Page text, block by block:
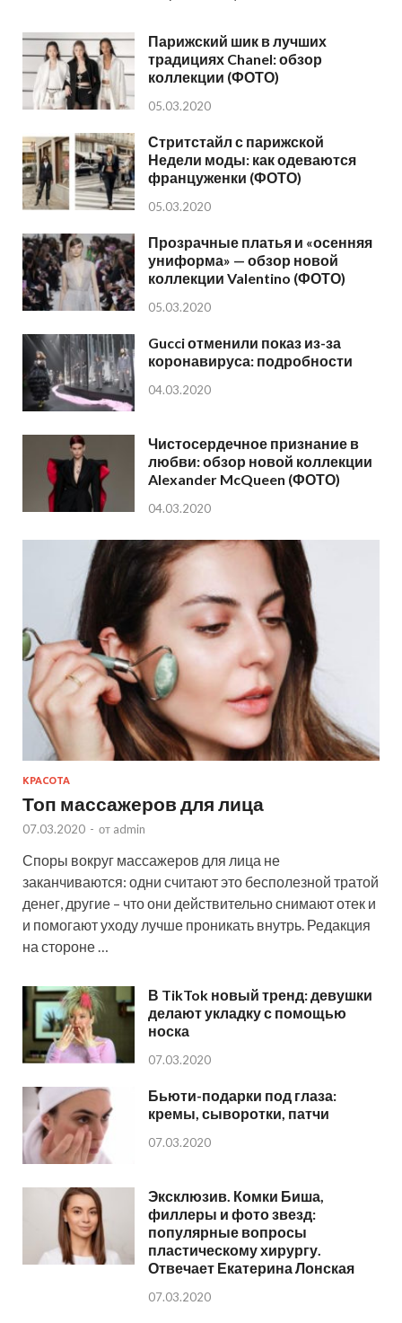
Парижский шик в лучших
традициях Chanel: обзор
коллекции (ФОТО)
05.03.2020
Стритстайл с парижской
Недели моды: как одеваются
француженки (ФОТО)
05.03.2020
Прозрачные платья и «осенняя
униформа» — обзор новой
коллекции Valentino (ФОТО)
05.03.2020
Gucci отменили показ из-за
коронавируса: подробности
04.03.2020
Чистосердечное признание в
любви: обзор новой коллекции
Alexander McQueen (ФОТО)
04.03.2020
КРАСОТА
Топ массажеров для лица
07.03.2020 - от admin
Споры вокруг массажеров для лица не
заканчиваются: одни считают это бесполезной тратой
денег, другие – что они действительно снимают отек и
и помогают уходу лучше проникать внутрь. Редакция
на стороне …
В TikTok новый тренд: девушки
делают укладку с помощью
носка
07.03.2020
Бьюти-подарки под глаза:
кремы, сыворотки, патчи
07.03.2020
Эксклюзив. Комки Биша,
филлеры и фото звезд:
популярные вопросы
пластическому хирургу.
Отвечает Екатерина Лонская
07.03.2020